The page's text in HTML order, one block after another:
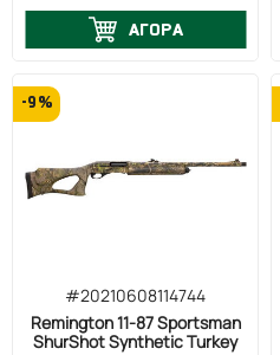
ΑΓΟΡΑ
#20210608114744
Remington 11-87 Sportsman
ShurShot Synthetic Turkey
-9%